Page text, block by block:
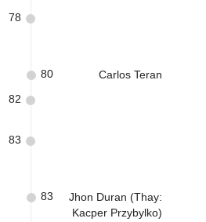
78
Carlos Teran
80
82
83
Jhon Duran (Thay:
Kacper Przybylko)
83